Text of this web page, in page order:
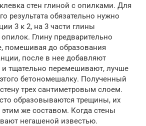
стен глиной с опилками. Для
результата обязательно нужно
3 к 2, на 3 части глины
Глину предварительно
помешивая до образования
после в нее добавляют
тщательно перемешивают, лучше
бетономешалку. Полученный
трех сантиметровым слоем.
образовываются трещины, их
же составом. Когда стены
негашеной известью.